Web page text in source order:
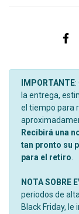
IMPORTANTE
la entrega,
el tiempo para
Recibirá una
tan pronto su
para el retiro
NOTA SOBRE
periodos de
Black Friday,